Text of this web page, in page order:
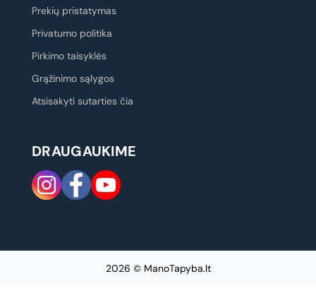
Prekių pristatymas
Privatumo politika
Pirkimo taisyklės
Grąžinimo sąlygos
Atsisakyti sutarties čia
DRAUGAUKIME
2026 © ManoTapyba.lt